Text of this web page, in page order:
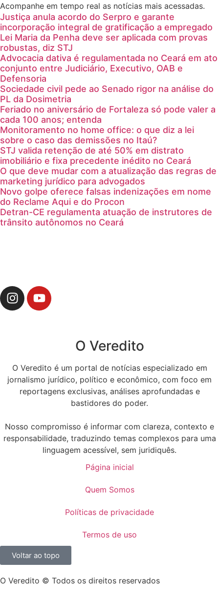
Acompanhe em tempo real as notícias mais acessadas.
Justiça anula acordo do Serpro e garante
incorporação integral de gratificação a empregado
Lei Maria da Penha deve ser aplicada com provas
robustas, diz STJ
Advocacia dativa é regulamentada no Ceará em ato
conjunto entre Judiciário, Executivo, OAB e
Defensoria
Sociedade civil pede ao Senado rigor na análise do
PL da Dosimetria
Feriado no aniversário de Fortaleza só pode valer a
cada 100 anos; entenda
Monitoramento no home office: o que diz a lei
sobre o caso das demissões no Itaú?
STJ valida retenção de até 50% em distrato
imobiliário e fixa precedente inédito no Ceará
O que deve mudar com a atualização das regras de
marketing jurídico para advogados
Novo golpe oferece falsas indenizações em nome
do Reclame Aqui e do Procon
Detran-CE regulamenta atuação de instrutores de
trânsito autônomos no Ceará
O Veredito
O Veredito é um portal de notícias especializado em
jornalismo jurídico, político e econômico, com foco em
reportagens exclusivas, análises aprofundadas e
bastidores do poder.
Nosso compromisso é informar com clareza, contexto e
responsabilidade, traduzindo temas complexos para uma
linguagem acessível, sem juridiquês.
Página inicial
Quem Somos
Políticas de privacidade
Termos de uso
Voltar ao topo
O Veredito © Todos os direitos reservados